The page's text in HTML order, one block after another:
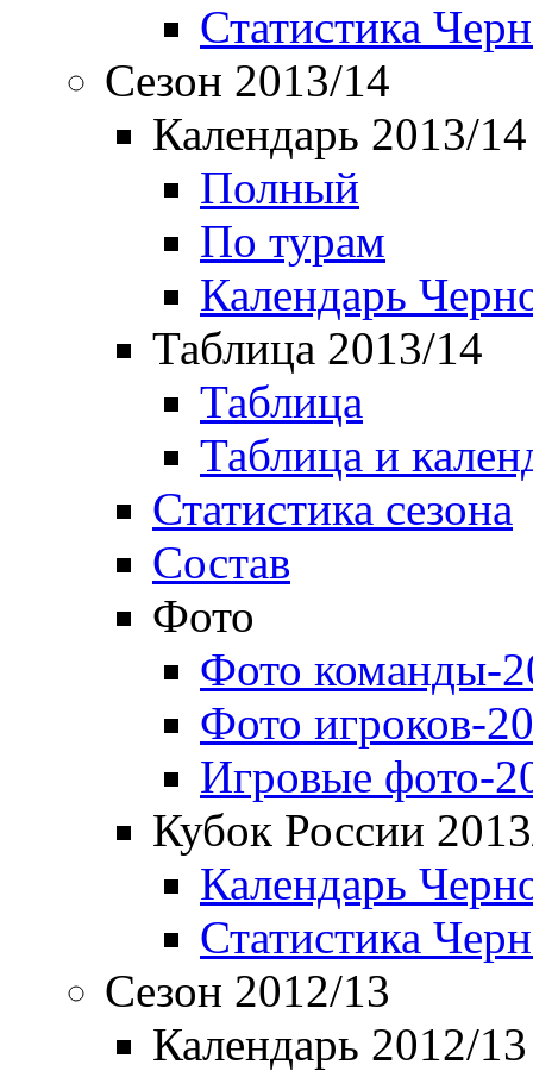
Статистика
Сезон 2013/14
Календарь 2013/14
Полный
По турам
Календарь
Таблица 2013/14
Таблица
Таблица и
Статистика сезона
Состав
Фото
Фото команды-
Фото игроков-
Игровые фото-
Кубок России
Календарь
Статистика
Сезон 2012/13
Календарь 2012/13